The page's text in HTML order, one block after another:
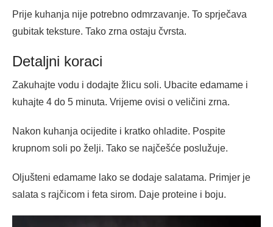
Prije kuhanja nije potrebno odmrzavanje. To sprječava
gubitak teksture. Tako zrna ostaju čvrsta.
Detaljni koraci
Zakuhajte vodu i dodajte žlicu soli. Ubacite edamame i
kuhajte 4 do 5 minuta. Vrijeme ovisi o veličini zrna.
Nakon kuhanja ocijedite i kratko ohladite. Pospite
krupnom soli po želji. Tako se najčešće poslužuje.
Oljušteni edamame lako se dodaje salatama. Primjer je
salata s rajčicom i feta sirom. Daje proteine i boju.